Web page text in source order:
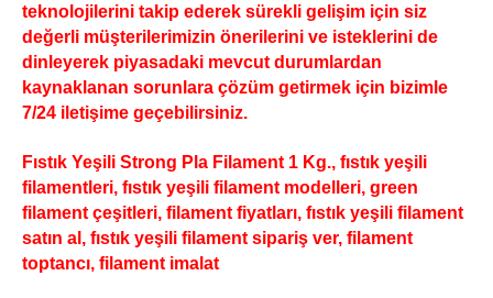
teknolojilerini takip ederek sürekli gelişim için siz
değerli müşterilerimizin önerilerini ve isteklerini de
dinleyerek piyasadaki mevcut durumlardan
kaynaklanan sorunlara çözüm getirmek için bizimle
7/24 iletişime geçebilirsiniz.
Fıstık Yeşili Strong Pla Filament 1 Kg., fıstık yeşili
filamentleri, fıstık yeşili filament modelleri, green
filament çeşitleri, filament fiyatları, fıstık yeşili filament
satın al, fıstık yeşili filament sipariş ver, filament
toptancı, filament imalat